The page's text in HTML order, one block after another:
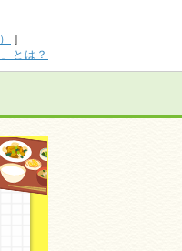
]
とは？